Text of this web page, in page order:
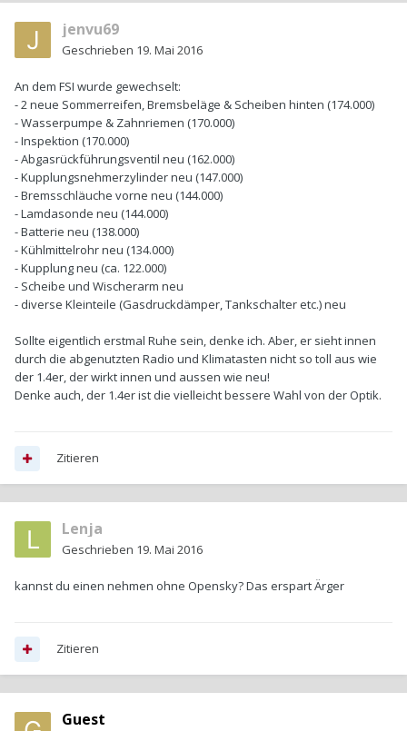
jenvu69
Geschrieben 19. Mai 2016
An dem FSI wurde gewechselt:
- 2 neue Sommerreifen, Bremsbeläge & Scheiben hinten (174.000)
- Wasserpumpe & Zahnriemen (170.000)
- Inspektion (170.000)
- Abgasrückführungsventil neu (162.000)
- Kupplungsnehmerzylinder neu (147.000)
- Bremsschläuche vorne neu (144.000)
- Lamdasonde neu (144.000)
- Batterie neu (138.000)
- Kühlmittelrohr neu (134.000)
- Kupplung neu (ca. 122.000)
- Scheibe und Wischerarm neu
- diverse Kleinteile (Gasdruckdämper, Tankschalter etc.) neu
Sollte eigentlich erstmal Ruhe sein, denke ich. Aber, er sieht innen
durch die abgenutzten Radio und Klimatasten nicht so toll aus wie
der 1.4er, der wirkt innen und aussen wie neu!
Denke auch, der 1.4er ist die vielleicht bessere Wahl von der Optik.
Zitieren
Lenja
Geschrieben 19. Mai 2016
kannst du einen nehmen ohne Opensky? Das erspart Ärger
Zitieren
Guest